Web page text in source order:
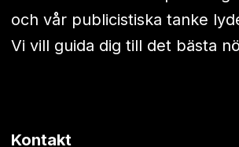
och vår publicistiska tanke
Vi vill guida dig till det bästa
Kontakt